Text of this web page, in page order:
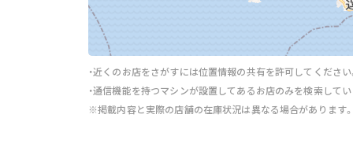
・近くのお店をさがすには位置情報の共有を許可してください
・通信機能を持つマシンが設置してあるお店のみを検索して
※掲載内容と実際の店舗の在庫状況は異なる場合があります